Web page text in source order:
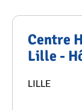
Centre
Lille -
LILLE